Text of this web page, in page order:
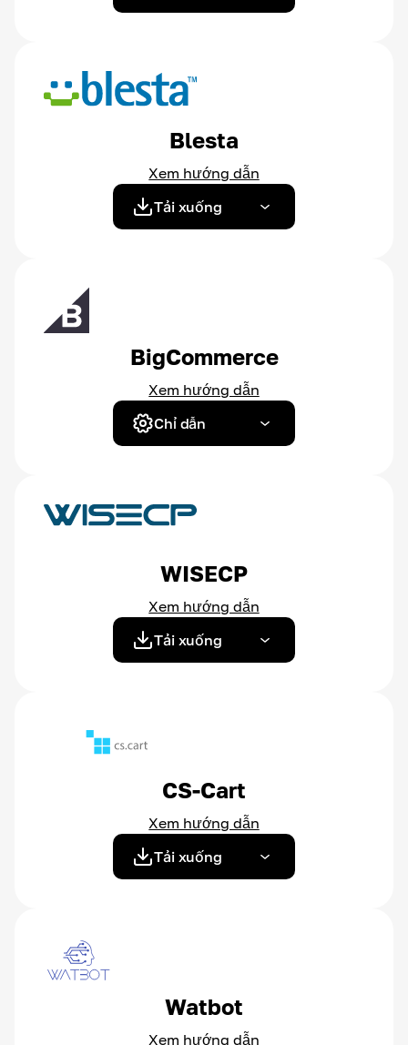
Blesta
Xem hướng dẫn
Tải xuống
BigCommerce
Xem hướng dẫn
Chỉ dẫn
WISECP
Xem hướng dẫn
Tải xuống
CS-Cart
Xem hướng dẫn
Tải xuống
Watbot
Xem hướng dẫn